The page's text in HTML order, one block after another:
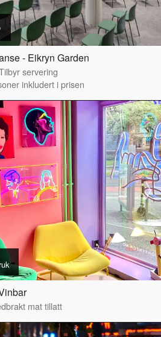
- Eikryn Garden
servering
inkludert i prisen
mat tillatt